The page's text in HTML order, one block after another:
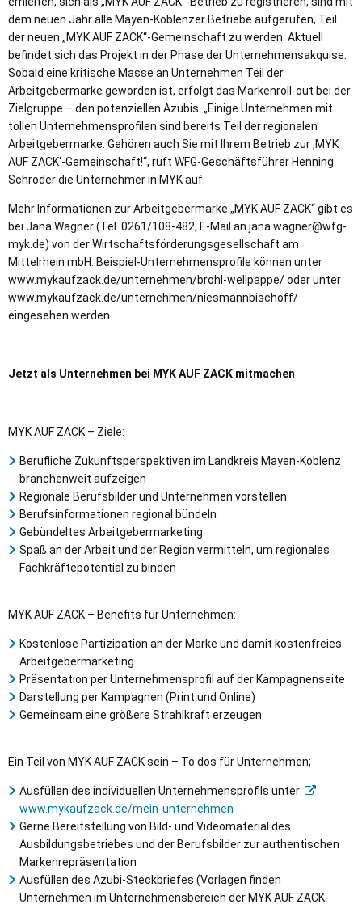
dem neuen Jahr alle Mayen-Koblenzer Betriebe aufgerufen, Teil
der neuen „MYK AUF ZACK“-Gemeinschaft zu werden. Aktuell
befindet sich das Projekt in der Phase der Unternehmensakquise.
Sobald eine kritische Masse an Unternehmen Teil der
Arbeitgebermarke geworden ist, erfolgt das Markenroll-out bei der
Zielgruppe – den potenziellen Azubis. „Einige Unternehmen mit
tollen Unternehmensprofilen sind bereits Teil der regionalen
Arbeitgebermarke. Gehören auch Sie mit Ihrem Betrieb zur ,MYK
AUF ZACK‘-Gemeinschaft!“, ruft WFG-Geschäftsführer Henning
Schröder die Unternehmer in MYK auf.
Mehr Informationen zur Arbeitgebermarke „MYK AUF ZACK“ gibt es
bei Jana Wagner (Tel. 0261/108-482, E-Mail an jana.wagner@wfg-
myk.de) von der Wirtschaftsförderungsgesellschaft am
Mittelrhein mbH. Beispiel-Unternehmensprofile können unter
www.mykaufzack.de/unternehmen/brohl-wellpappe/ oder unter
www.mykaufzack.de/unternehmen/niesmannbischoff/
eingesehen werden.
Jetzt als Unternehmen bei MYK AUF ZACK mitmachen
MYK AUF ZACK – Ziele:
Berufliche Zukunftsperspektiven im Landkreis Mayen-Koblenz
branchenweit aufzeigen
Regionale Berufsbilder und Unternehmen vorstellen
Berufsinformationen regional bündeln
Gebündeltes Arbeitgebermarketing
Spaß an der Arbeit und der Region vermitteln, um regionales
Fachkräftepotential zu binden
MYK AUF ZACK – Benefits für Unternehmen:
Kostenlose Partizipation an der Marke und damit kostenfreies
Arbeitgebermarketing
Präsentation per Unternehmensprofil auf der Kampagnenseite
Darstellung per Kampagnen (Print und Online)
Gemeinsam eine größere Strahlkraft erzeugen
Ein Teil von MYK AUF ZACK sein – To dos für Unternehmen;
Ausfüllen des individuellen Unternehmensprofils unter:
www.mykaufzack.de/mein-unternehmen
Gerne Bereitstellung von Bild- und Videomaterial des
Ausbildungsbetriebes und der Berufsbilder zur authentischen
Markenrepräsentation
Ausfüllen des Azubi-Steckbriefes (Vorlagen finden
Unternehmen im Unternehmensbereich der MYK AUF ZACK-